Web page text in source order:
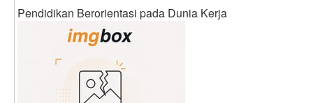
Pendidikan Berorientasi pada Dunia Kerja